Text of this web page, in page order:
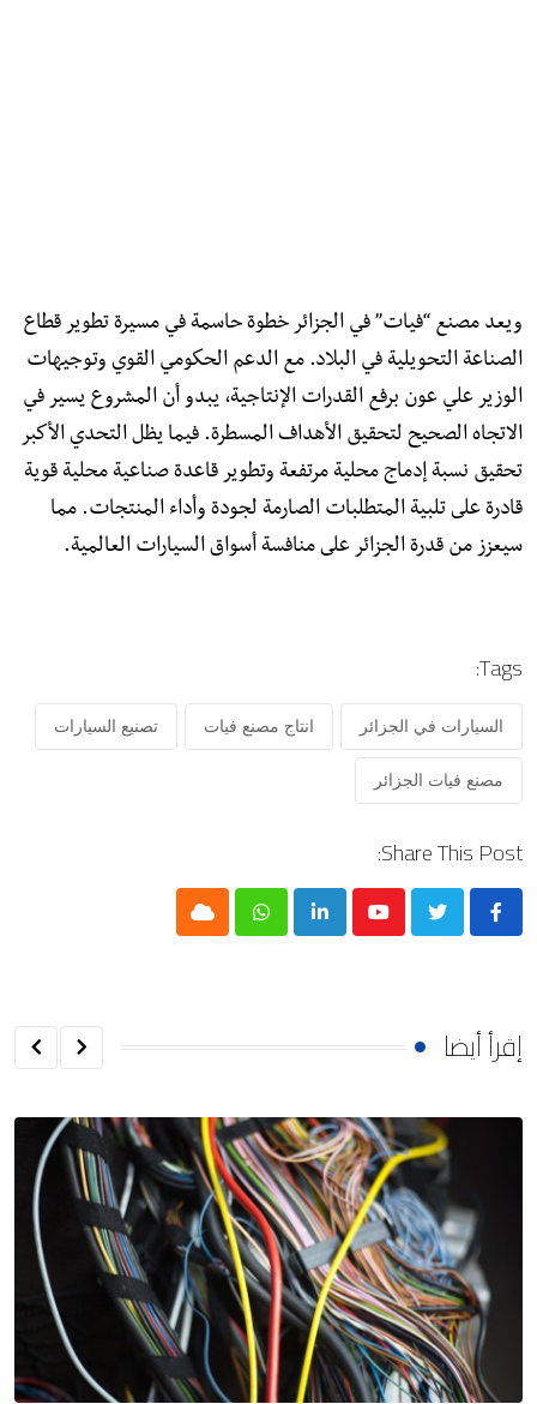
ويعد مصنع “فيات” في الجزائر خطوة حاسمة في مسيرة تطوير قطاع
الصناعة التحويلية في البلاد. مع الدعم الحكومي القوي وتوجيهات
الوزير علي عون برفع القدرات الإنتاجية، يبدو أن المشروع يسير في
الاتجاه الصحيح لتحقيق الأهداف المسطرة. فيما يظل التحدي الأكبر
تحقيق نسبة إدماج محلية مرتفعة وتطوير قاعدة صناعية محلية قوية
قادرة على تلبية المتطلبات الصارمة لجودة وأداء المنتجات. مما
سيعزز من قدرة الجزائر على منافسة أسواق السيارات العالمية.
Tags:
السيارات في الجزائر انتاج مصنع فيات تصنيع السيارات
مصنع فيات الجزائر
Share This Post:
Youtube
LinkedIn
Whatsapp
Cloud
إقرأ أيضا